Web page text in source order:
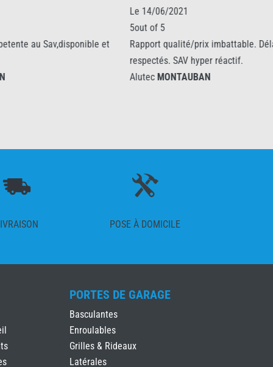
et
Le 14/06/2021
Rapport qualité/prix imbattable. Délais
respectés. SAV hyper réactif.
MONTAUBAN
POSE À DOMICILE
PORTES DE GARAGE
Basculantes
Enroulables
Grilles & Rideaux
Latérales